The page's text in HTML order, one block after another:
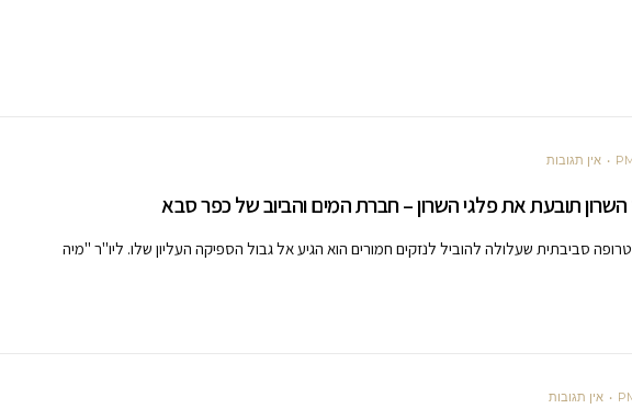
אין תגובות
תובעת את פלגי השרון – חברת המים והביוב של כפר סבא
סביבתית שעלולה להוביל לנזקים חמורים הוא הגיע אל גבול הספיקה העליון שלו. ליו"ר "מיה
אין תגובות